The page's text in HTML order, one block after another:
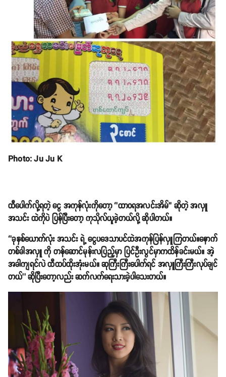
Photo: Ju Ju K
ထီပေါက်လို့ရတဲ့ ငွေ အကုန်လုံးကိုတော့ ‘’ထာဝရအလင်းအိမ်’’ ဆိုတဲ့ အလှူ
အသင်း ထဲကိုပဲ ပြန်ပြီးတော့ ကုသိုလ်ယူခဲ့တယ်လို့ ဆိုပါတယ်။
‘’ခုနှစ်ယောက်လုံး အသင်း ရဲ့ ငွေပဒေသာပင်ထဲအကုန်ပြန်လှူကြတယ်။နောက်
တစ်ခါအလှူ ကို တန်ဆောင်မုန်းလပြည့်မှာ ပြင်ဦးလွင်မှာကထိန်ခင်းမယ်။ အဲ့
အခါကျရင်လဲ ထီထပ်ထိုးအုံးမယ်။ ဆုကြီးကြီးပေါက်ရင် အလှူကြီးကြီးလုပ်ချင်
တယ်’’ ဆိုပြီးတော့လည်း ဆက်လက်ရေးသားခဲ့ပါသေးတယ်။